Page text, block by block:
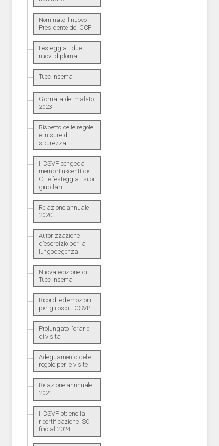
Nominato il nuovo
Presidente del CCF
Festeggiati due
nuovi diplomati
Tücc insema
Giornata del malato
2023
Rispetto delle regole
e misure di
sicurezza
Il CSVP congeda i
membri uscenti del
CF e festeggia i suoi
giubilari
Relazione annuale
2020
Autorizzazione
d'esercizio per la
lungodegenza
Nuova edizione di
Tücc insema
Ricordi ed emozioni
per gli ospiti CSVP
Prolungato l'orario
di visita
Adeguamento delle
regole per le visite
Relazione annnuale
2021
Il CSVP ottiene la
ricertificazione ISO
fino al 2024